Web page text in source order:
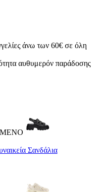
άνω των 60€ σε όλη
αυθυμερόν παράδοσης
Σανδάλια